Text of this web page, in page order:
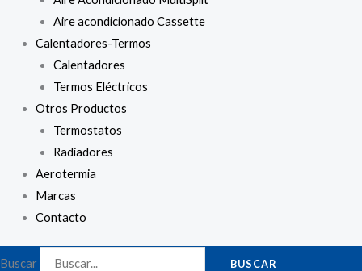
Aire acondicionado Cassette
Calentadores-Termos
Calentadores
Termos Eléctricos
Otros Productos
Termostatos
Radiadores
Aerotermia
Marcas
Contacto
Buscar BUSCAR